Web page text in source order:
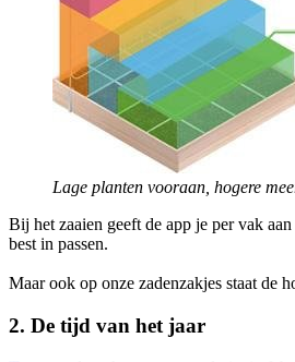
Lage planten vooraan, hogere
Bij het zaaien geeft de app je per vak
best in passen.
Maar ook op onze zadenzakjes staat de
2. De tijd van het jaar